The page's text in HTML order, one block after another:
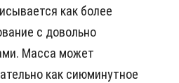
как более
с довольно
Масса может
как сиюминутное